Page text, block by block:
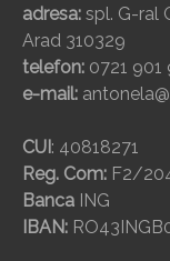
adresa: spl. G-ral
Arad 310329
telefon: 0721 901
e-mail:
CUI: 40818271
Reg. Com: F2/
Banca ING
IBAN: